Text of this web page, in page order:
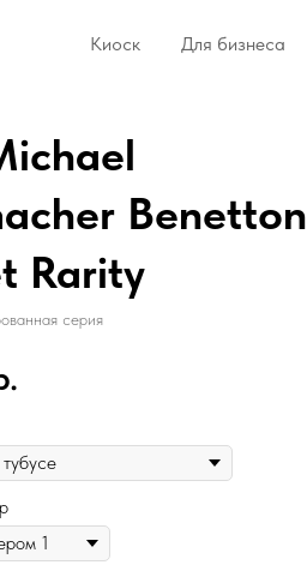
Киоск Для бизнеса
Benetton
Rarity
серия